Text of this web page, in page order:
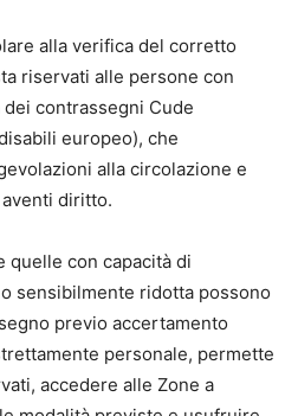
alla verifica del corretto
riservati alle persone con
contrassegni Cude
europeo), che
alla circolazione e
diritto.
quelle con capacità di
sensibilmente ridotta possono
previo accertamento
personale, permette
accedere alle Zone a